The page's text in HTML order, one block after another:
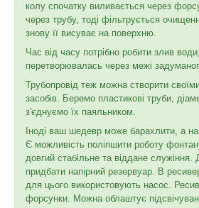
колу спочатку виливається через
через трубу, тоді фільтрується
знову її висуває на поверхню.
Час від часу потрібно робити злив
перетворювалась через межі
Трубопровід теж можна створити
засобів. Беремо пластикові труби,
з'єднуємо їх паяльником.
Іноді ваш шедевр може барахлити, а
Є можливість поліпшити роботу
довгий стабільне та віддане служіння.
придбати напірний резервуар. В
для цього використовують насос.
форсунки. Можна облаштує